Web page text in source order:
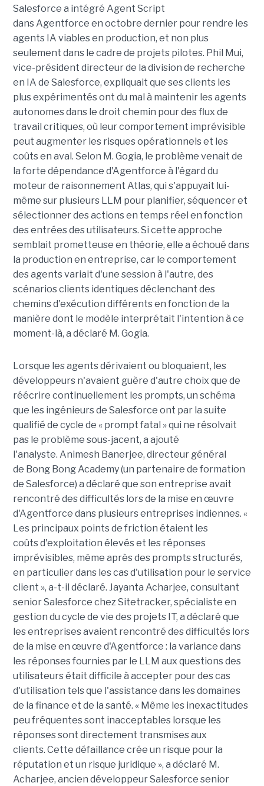
Salesforce a intégré Agent Script
dans Agentforce en octobre dernier pour rendre les
agents IA viables en production, et non plus
seulement dans le cadre de projets pilotes. Phil Mui,
vice-président directeur de la division de recherche
en IA de Salesforce, expliquait que ses clients les
plus expérimentés ont du mal à maintenir les agents
autonomes dans le droit chemin pour des flux de
travail critiques, où leur comportement imprévisible
peut augmenter les risques opérationnels et les
coûts en aval. Selon M. Gogia, le problème venait de
la forte dépendance d'Agentforce à l'égard du
moteur de raisonnement Atlas, qui s'appuyait lui-
même sur plusieurs LLM pour planifier, séquencer et
sélectionner des actions en temps réel en fonction
des entrées des utilisateurs. Si cette approche
semblait prometteuse en théorie, elle a échoué dans
la production en entreprise, car le comportement
des agents variait d'une session à l'autre, des
scénarios clients identiques déclenchant des
chemins d'exécution différents en fonction de la
manière dont le modèle interprétait l'intention à ce
moment-là, a déclaré M. Gogia.
Lorsque les agents dérivaient ou bloquaient, les
développeurs n'avaient guère d'autre choix que de
réécrire continuellement les prompts, un schéma
que les ingénieurs de Salesforce ont par la suite
qualifié de cycle de « prompt fatal » qui ne résolvait
pas le problème sous-jacent, a ajouté
l'analyste. Animesh Banerjee, directeur général
de Bong Bong Academy (un partenaire de formation
de Salesforce) a déclaré que son entreprise avait
rencontré des difficultés lors de la mise en œuvre
d'Agentforce dans plusieurs entreprises indiennes. «
Les principaux points de friction étaient les
coûtsd'exploitation élevés et les réponses
imprévisibles, même après des promptsstructurés,
en particulier dans les cas d'utilisation pour le service
client », a-t-il déclaré. Jayanta Acharjee, consultant
senior Salesforce chezSitetracker, spécialiste en
gestion du cycle de vie desprojets IT, a déclaré que
les entreprises avaient rencontré des difficultés lors
de la mise en œuvre d'Agentforce : la variance dans
les réponses fournies par le LLM aux questions des
utilisateurs était difficile à accepter pour des cas
d'utilisation tels que l'assistance dans les domaines
de la finance et de la santé. « Même les inexactitudes
peu fréquentes sont inacceptables lorsque les
réponses sont directement transmises aux
clients. Cette défaillance crée un risque pour la
réputation et un risque juridique », a déclaré M.
Acharjee, ancien développeur Salesforce senior